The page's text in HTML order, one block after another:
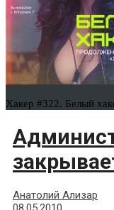
Хакер #322. Белый
Анатолий Ализар